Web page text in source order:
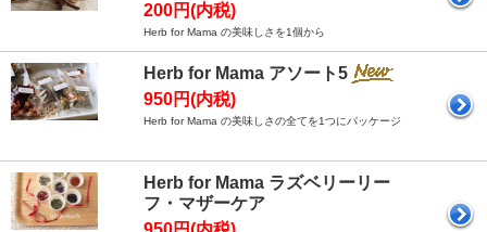
200円(内税)
Herb for Mama の美味しさを1個から
Herb for Mama アソート5
950円(内税)
Herb for Mama の美味しさの全てを1つにパッケージ
Herb for Mama ラズベリーリー
フ・マザーケア